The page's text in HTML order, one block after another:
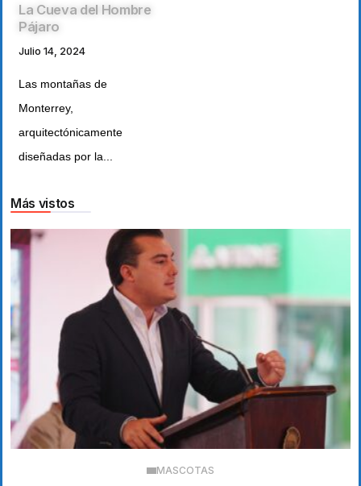
La Cueva del Hombre
Pájaro
Julio 14, 2024
Las montañas de
Monterrey,
arquitectónicamente
diseñadas por la...
Más vistos
MASCOTAS